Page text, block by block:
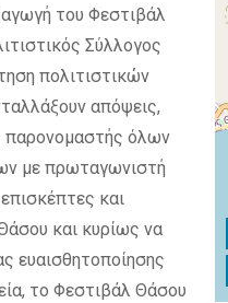
του Φεστιβάλ
Σύλλογος
πολιτιστικών
απόψεις,
παρονομαστής όλων
με πρωταγωνιστή
και
και κυρίως να
ευαισθητοποίησης
το Φεστιβάλ Θάσου